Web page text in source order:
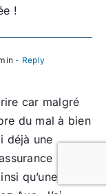
!
- Reply
car malgré
du mal à bien
déjà une
qu’une